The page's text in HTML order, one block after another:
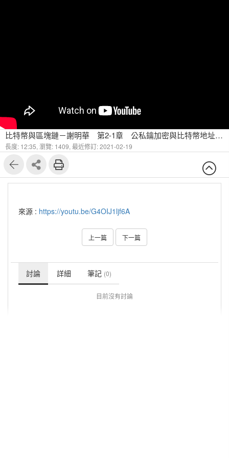
比特幣與區塊鏈－謝明華 第2-1章 公私鑰加密與比特幣地址(下)
長度: 12:35, 瀏覽: 1409, 最近修訂: 2021-02-19
來源 : https://youtu.be/G4OIJ1ljf6A
上一篇 下一篇
討論 詳細 筆記 (0)
目前沒有討論